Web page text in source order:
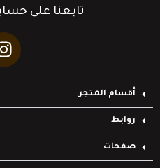
تابعنا على
أقسام المتجر
روابط
صفحات